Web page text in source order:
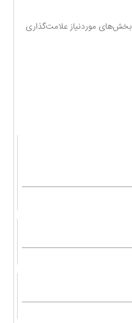
بخش‌های موردنیاز علامت‌گذاری